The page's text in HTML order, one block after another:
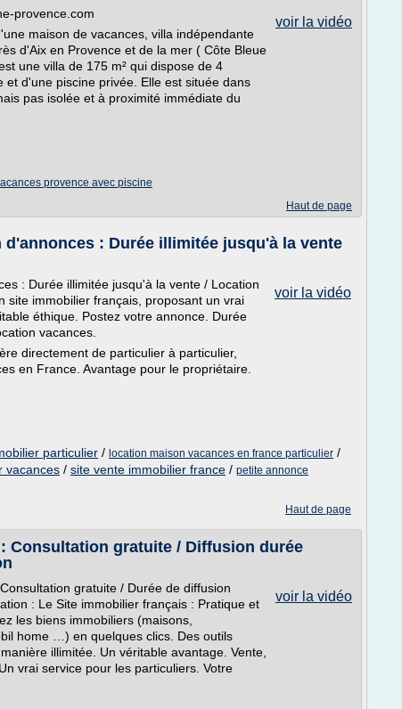
voir la vidéo
provence.com
maison de vacances, villa indépendante
d'Aix en Provence et de la mer ( Côte Bleue
une villa de 175 m² qui dispose de 4
d'une piscine privée. Elle est située dans
pas isolée et à proximité immédiate du
provence avec piscine
Haut de page
: Durée illimitée jusqu'à la vente
voir la vidéo
: Durée illimitée jusqu'à la vente / Location
site immobilier français, proposant un vrai
éthique. Postez votre annonce. Durée
vacances.
directement de particulier à particulier,
en France. Avantage pour le propriétaire.
particulier / location maison vacances en france particulier /
vacances / site vente immobilier france / petite annonce
Haut de page
Consultation gratuite / Diffusion durée
voir la vidéo
gratuite / Durée de diffusion
: Le Site immobilier français : Pratique et
les biens immobiliers (maisons,
home …) en quelques clics. Des outils
illimitée. Un véritable avantage. Vente,
vrai service pour les particuliers. Votre